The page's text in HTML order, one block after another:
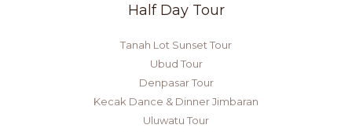
Half Day Tour
Tanah Lot Sunset Tour
Ubud Tour
Denpasar Tour
Kecak Dance & Dinner Jimbaran
Uluwatu Tour